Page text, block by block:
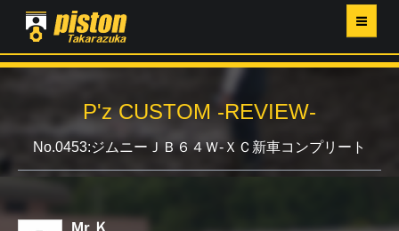
P'Z MAGAZINE
PISTON YAHOO店
営業日・イベントカレンダー
P'z CUSTOM -REVIEW-
No.0453:ジムニーＪＢ６４Ｗ-ＸＣ新車コンプリート